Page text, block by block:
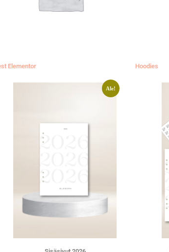
Elementor Hoodies
Ale!